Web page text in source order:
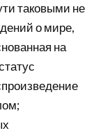
таковыми не
о мире,
на